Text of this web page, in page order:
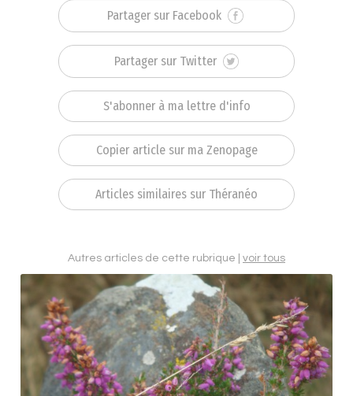
Partager sur Facebook
Partager sur Twitter
S'abonner à ma lettre d'info
Copier article sur ma Zenopage
Articles similaires sur Théranéo
Autres articles de cette rubrique | voir tous